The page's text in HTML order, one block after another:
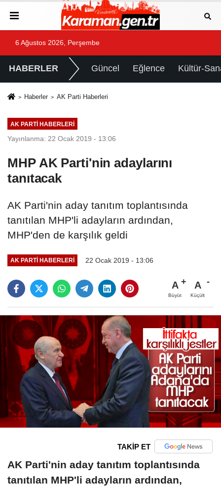
6 Ağustos 2026, Perşembe
HABERLER Güncel Eğlence Kültür-
Haberler AK Parti Haberleri
AK PARTI HABERLERI
Yayınlanma: 22 Ocak 2019 - 13:06
MHP AK Parti'nin adaylarını
tanıtacak
AK Parti'nin aday tanıtım toplantısında
tanıtılan MHP'li adayların ardından,
MHP'den de karşılık geldi
AK PARTI HABERLERI 22 Ocak 2019 - 13:06
A
Büyüt
A
Küçült
TAKİP ET
AK Parti'nin aday tanıtım toplantısında
tanıtılan MHP'li adayların ardından,